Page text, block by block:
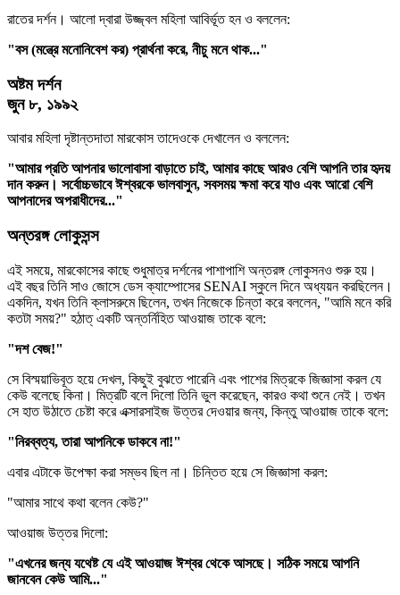
রাতের দর্শন। আলো দ্বারা উজ্জ্বল মহিলা আবির্ভূত হন ও বললেন:
"বস (মন্ত্রে মনোনিবেশ কর) প্রার্থনা করে, নীচু মনে থাক..."
অষ্টম দর্শন
জুন ৮, ১৯৯২
আবার মহিলা দৃষ্টান্তদাতা মারকোস তাদেওকে দেখালেন ও বললেন:
"আমার প্রতি আপনার ভালোবাসা বাড়াতে চাই, আমার কাছে আরও বেশি আপনি তার হৃদয়
দান করুন। সর্বোচ্চভাবে ঈশ্বরকে ভালবাসুন, সবসময় ক্ষমা করে যাও এবং আরো বেশি
আপনাদের অপরাধীদের..."
অন্তরঙ্গ লোকুসন্স
এই সময়ে, মারকোসের কাছে শুধুমাত্র দর্শনের পাশাপাশি অন্তরঙ্গ লোকুসনও শুরু হয়।
এই বছর তিনি সাও জোসে ডেস ক্যাম্পোসের SENAI স্কুলে দিনে অধ্যয়ন করছিলেন।
একদিন, যখন তিনি ক্লাসরুমে ছিলেন, তখন নিজেকে চিন্তা করে বললেন, "আমি মনে করি
কতটা সময়?" হঠাত্‌ একটি অন্তর্নিহিত আওয়াজ তাকে বলে:
"দশ বেজ!"
সে বিস্ময়াভিবূত হয়ে দেখল, কিছুই বুঝতে পারেনি এবং পাশের মিত্রকে জিজ্ঞাসা করল যে
কেউ বলেছে কিনা। মিত্রটি বলে দিলো তিনি ভুল করেছেন, কারও কথা শুনে নেই। তখন
সে হাত উঠাতে চেষ্টা করে এক্সারসাইজ উত্তর দেওয়ার জন্য, কিন্তু আওয়াজ তাকে বলে:
"নিরব্বত্য, তারা আপনিকে ডাকবে না!"
এবার এটাকে উপেক্ষা করা সম্ভব ছিল না। চিন্তিত হয়ে সে জিজ্ঞাসা করল:
"আমার সাথে কথা বলেন কেউ?"
আওয়াজ উত্তর দিলো:
"এখনের জন্য যথেষ্ট যে এই আওয়াজ ঈশ্বর থেকে আসছে। সঠিক সময়ে আপনি
জানবেন কেউ আমি..."